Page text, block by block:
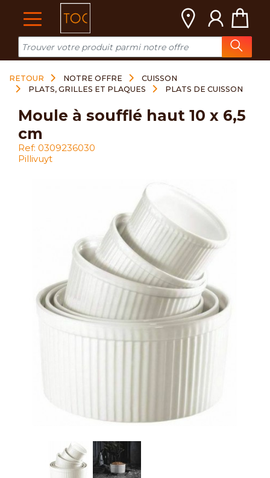
RETOUR NOTRE OFFRE
CUISSON
PLATS, GRILLES ET PLAQUES
PLATS DE CUISSON
moule à soufflé haut 10 x 6,5
cm
Ref: 0309236030
Pillivuyt
Cookies management panel